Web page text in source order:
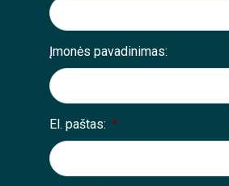
Įmonės pavadinimas:
El. paštas: *